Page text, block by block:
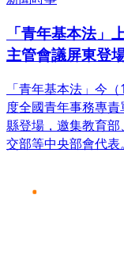
「青年基本法」
主管會議屏東登
「青年基本法」今
度全國青年事務專
縣登場，邀集教育
交部等中央部會代表。